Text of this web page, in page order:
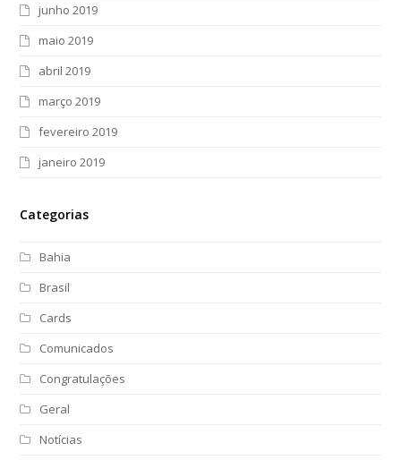
junho 2019
maio 2019
abril 2019
março 2019
fevereiro 2019
janeiro 2019
Categorias
Bahia
Brasil
Cards
Comunicados
Congratulações
Geral
Notícias